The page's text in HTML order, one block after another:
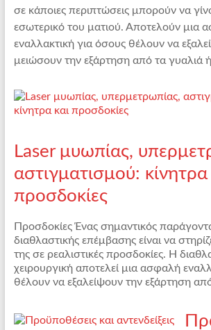
σε κάποιες περιπτώσεις μπορούν να
εσωτερικό του ματιού. Αποτελούν μια
εναλλακτική για όσους θέλουν να
μειώσουν την εξάρτηση από τα γυαλιά
Laser μυωπίας,
αστιγματισμού: κίνητρα
προσδοκίες
Προσδοκίες Ένας σημαντικός
διαθλαστικής επέμβασης είναι να
της σε ρεαλιστικές προσδοκίες. Η
χειρουργική αποτελεί μια ασφαλή
θέλουν να εξαλείψουν την εξάρτηση